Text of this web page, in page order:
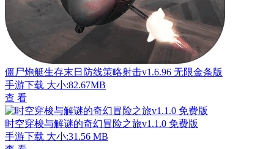
僵尸炮艇生存末日防线策略射击v1.6.96 无限金条版
手游下载 大小:82.67MB
查 看
时空穿梭与解谜的奇幻冒险之旅v1.1.0 免费版
手游下载 大小:31.56 MB